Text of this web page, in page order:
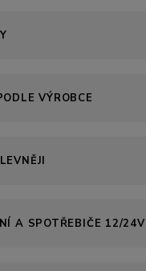
VÝROBCE
A SPOTŘEBIČE 12/24V